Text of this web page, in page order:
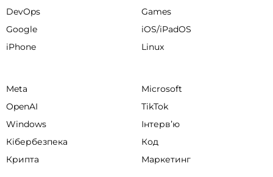
DevOps
Games
Google
iOS/iPadOS
iPhone
Linux
Meta
Microsoft
OpenAI
TikTok
Windows
Інтервʼю
Кібербезпека
Код
Крипта
Маркетинг